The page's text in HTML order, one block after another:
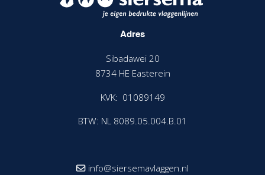
Adres
Sibadawei 20
8734 HE Easterein
KVK: 01089149
BTW: NL 8089.05.004.B.01
info@siersemavlaggen.nl